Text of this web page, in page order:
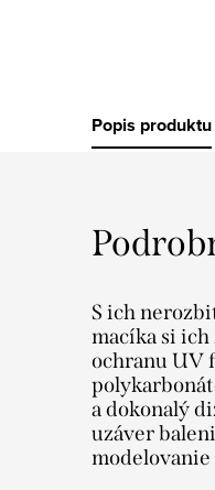
Popis produktu
S ich
macíka si
ochranu UV
a dokonalý
uzáver